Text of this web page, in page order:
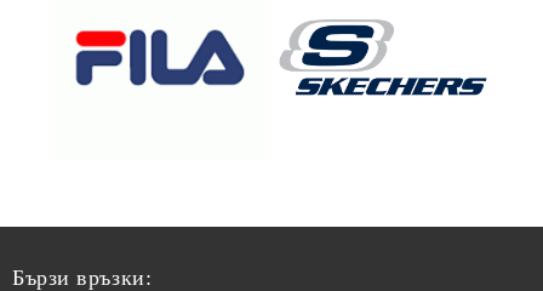
Бързи връзки: